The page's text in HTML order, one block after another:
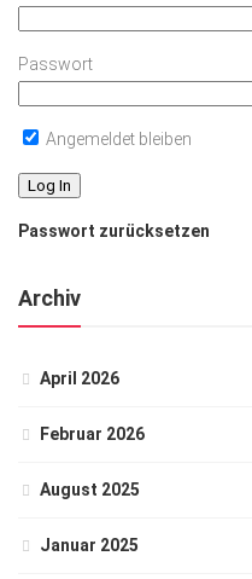
Passwort
Angemeldet bleiben
Passwort zurücksetzen
Archiv
April 2026
Februar 2026
August 2025
Januar 2025